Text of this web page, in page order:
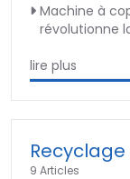
Machine à
révolutionne
lire plus
Recyclage
9 Articles